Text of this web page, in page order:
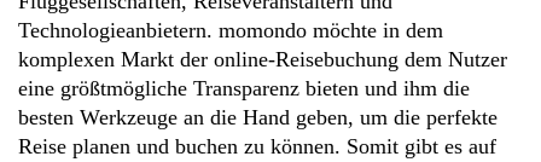
Technologieanbietern. momondo möchte in dem
komplexen Markt der online-Reisebuchung dem Nutzer
eine größtmögliche Transparenz bieten und ihm die
besten Werkzeuge an die Hand geben, um die perfekte
Reise planen und buchen zu können. Somit gibt es auf